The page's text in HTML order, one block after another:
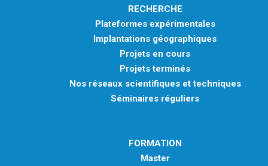
RECHERCHE
Plateformes expérimentales
Implantations géographiques
Projets en cours
Projets terminés
Nos réseaux scientifiques et techniques
Séminaires réguliers
FORMATION
Master